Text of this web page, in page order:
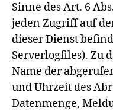
Sinne des Art. 6
jeden Zugriff auf
dieser Dienst
Serverlogfiles). Zu
Name der
und Uhrzeit des
Datenmenge,